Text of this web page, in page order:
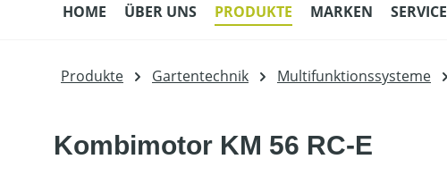
HOME ÜBER UNS PRODUKTE MARKEN SERVICE
Produkte Gartentechnik Multifunktionssysteme
Kombimotor KM 56 RC-E